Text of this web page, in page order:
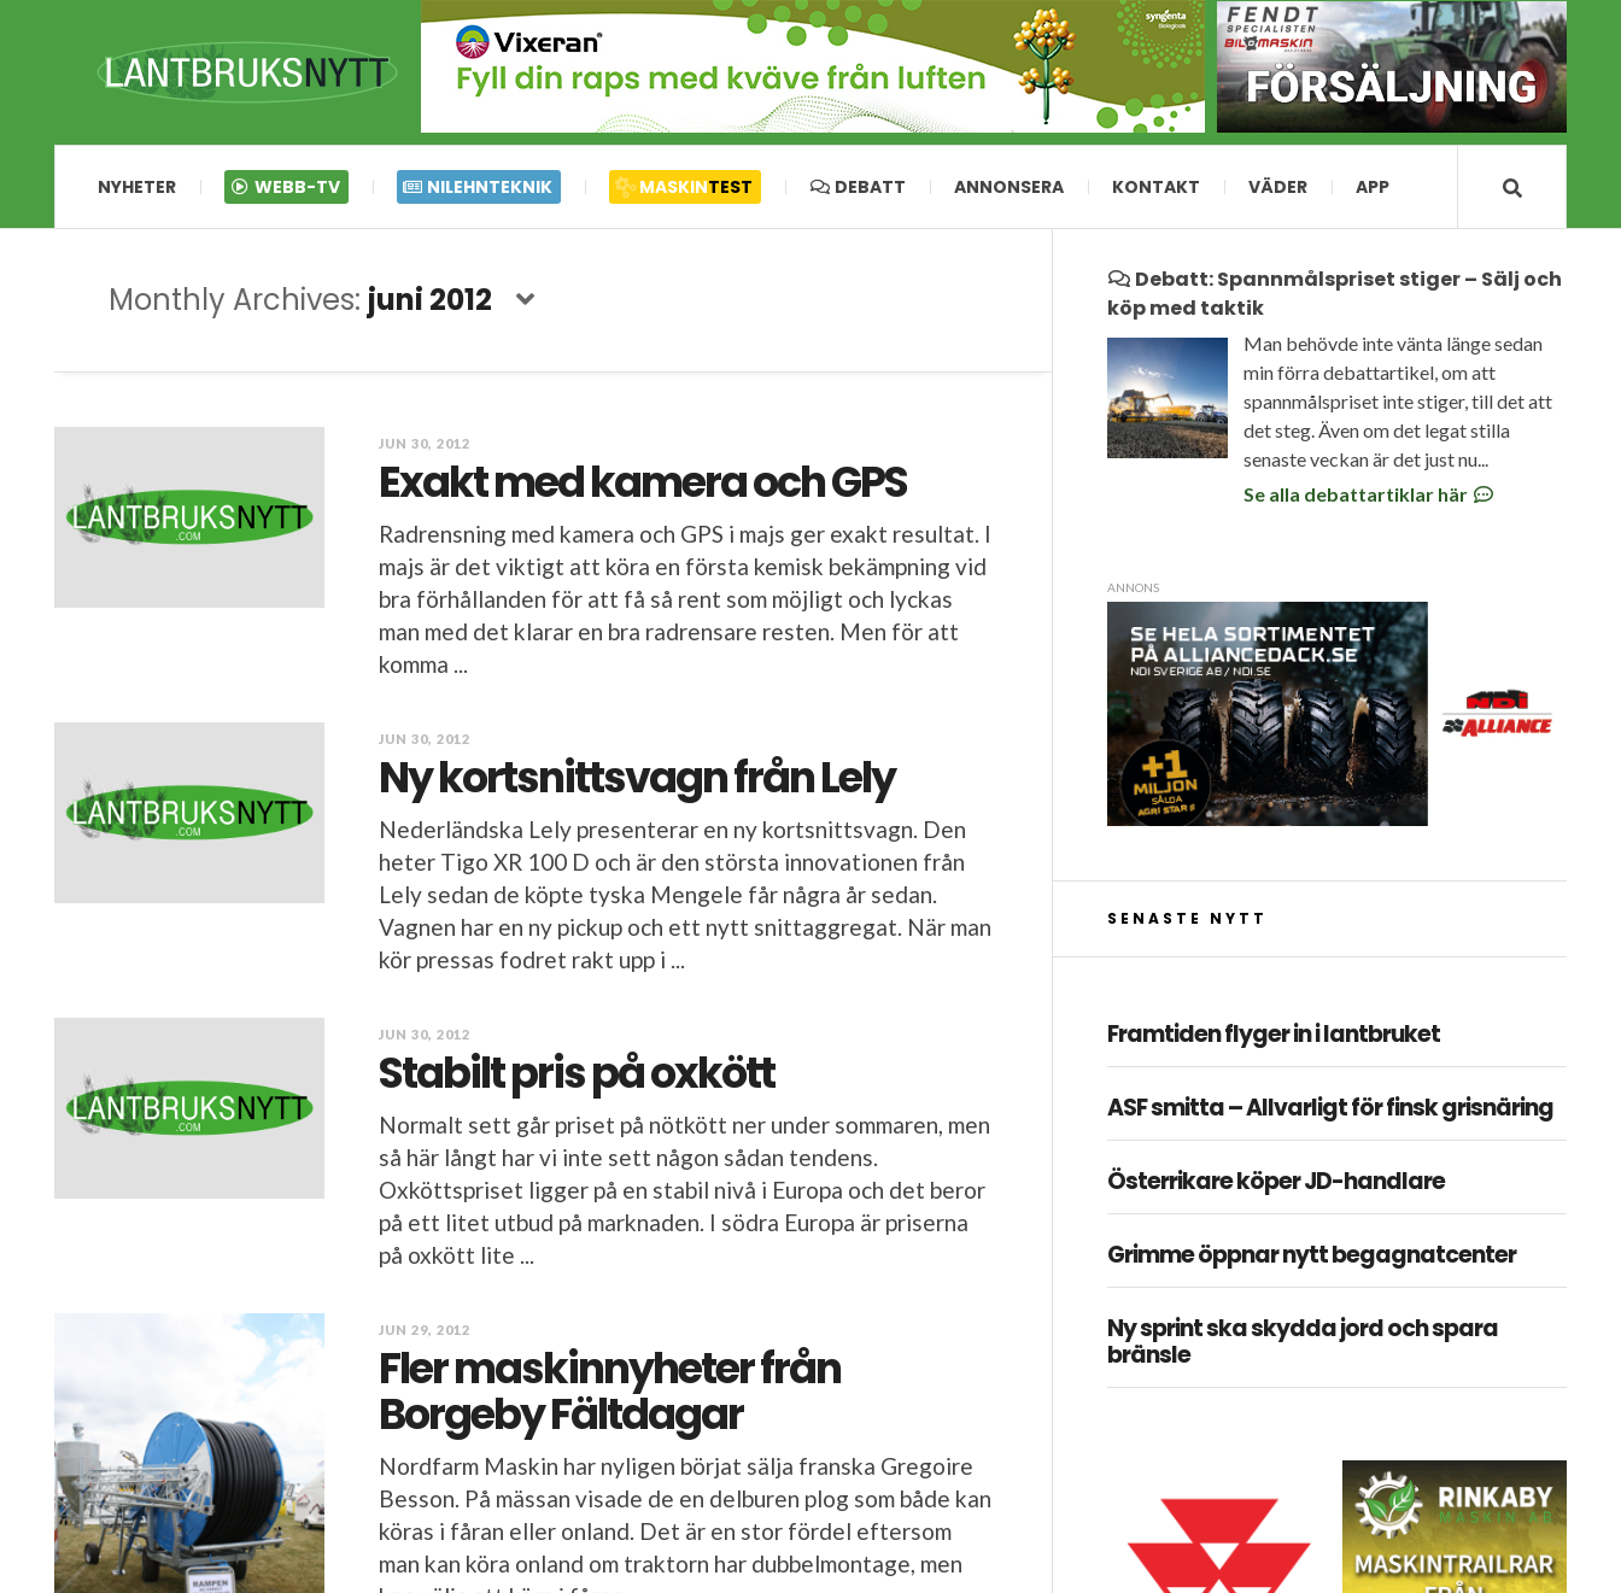
NYHETER WEBB-TV NILEHNTEKNIK MASKINTEST DEBATT ANNONSERA KONTAKT VÄDER APP
Monthly Archives: juni 2012
JUN 30, 2012
Exakt med kamera och GPS
Radrensning med kamera och GPS i majs ger exakt resultat. I
majs är det viktigt att köra en första kemisk bekämpning vid
bra förhållanden för att få så rent som möjligt och lyckas
man med det klarar en bra radrensare resten. Men för att
komma ...
JUN 30, 2012
Ny kortsnittsvagn från Lely
Nederländska Lely presenterar en ny kortsnittsvagn. Den
heter Tigo XR 100 D och är den största innovationen från
Lely sedan de köpte tyska Mengele får några år sedan.
Vagnen har en ny pickup och ett nytt snittaggregat. När man
kör pressas fodret rakt upp i ...
JUN 30, 2012
Stabilt pris på oxkött
Normalt sett går priset på nötkött ner under sommaren, men
så här långt har vi inte sett någon sådan tendens.
Oxköttspriset ligger på en stabil nivå i Europa och det beror
på ett litet utbud på marknaden. I södra Europa är priserna
på oxkött lite ...
JUN 29, 2012
Fler maskinnyheter från
Borgeby Fältdagar
Nordfarm Maskin har nyligen börjat sälja franska Gregoire
Besson. På mässan visade de en delburen plog som både kan
köras i fåran eller onland. Det är en stor fördel eftersom
man kan köra onland om traktorn har dubbelmontage, men
Debatt: Spannmålspriset stiger – Sälj och
köp med taktik
Man behövde inte vänta länge sedan
min förra debattartikel, om att
spannmålspriset inte stiger, till det att
det steg. Även om det legat stilla
senaste veckan är det just nu...
Se alla debattartiklar här
ANNONS
SENASTE NYTT
Framtiden flyger in i lantbruket
ASF smitta – Allvarligt för finsk grisnäring
Österrikare köper JD-handlare
Grimme öppnar nytt begagnatcenter
Ny sprint ska skydda jord och spara
bränsle